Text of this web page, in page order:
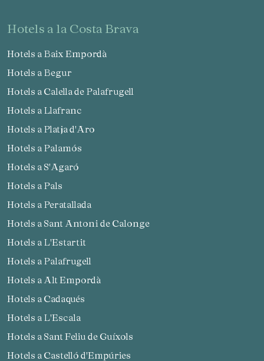
hotels a la Costa Brava
Hotels a Baix Empordà
Hotels a Begur
Hotels a Calella de Palafrugell
Hotels a Llafranc
Hotels a Platja d'Aro
Hotels a Palamós
Hotels a S'Agaró
Hotels a Pals
Hotels a Peratallada
Hotels a Sant Antoni de Calonge
Hotels a L'Estartit
Hotels a Palafrugell
Hotels a Alt Empordà
Hotels a Cadaqués
Hotels a L'Escala
Hotels a Sant Feliu de Guíxols
Hotels a Castelló d'Empúries